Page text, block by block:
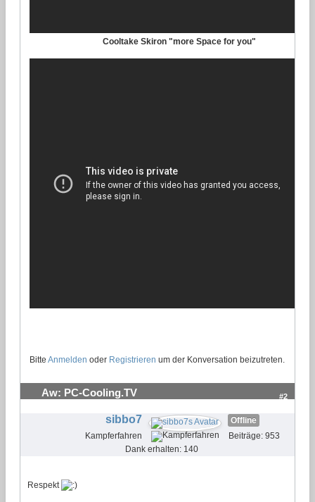
Cooltake Skiron "more Space for you"
Bitte Anmelden oder Registrieren um der Konversation beizutreten.
Aw: PC-Cooling.TV #2
sibbo7
Offline
Kampferfahren
Beiträge: 953
Dank erhalten: 140
Respekt